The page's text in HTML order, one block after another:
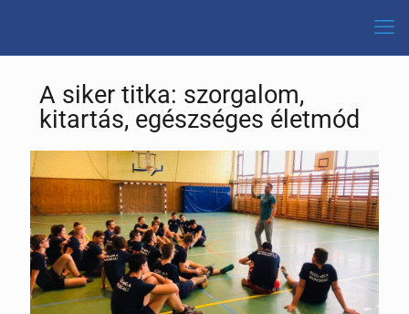
A siker titka: szorgalom,
kitartás, egészséges életmód